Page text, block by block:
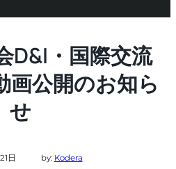
D&I・国際交流
画公開のお知ら
せ
日 by: Kodera